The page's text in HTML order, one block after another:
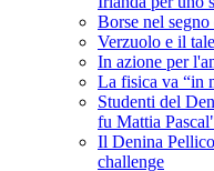
Borse nel
Verzuolo e il
In azione per
La fisica va “in
Studenti del
fu Mattia
Il Denina
challenge